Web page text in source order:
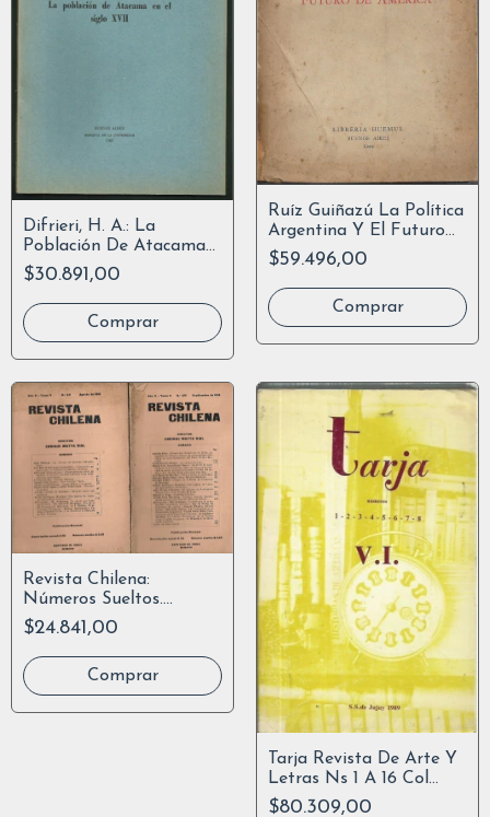
Difrieri, H. A.: La
Población De Atacama
En El Siglo Xvii.
$30.891,00
Ruíz Guiñazú La Política
Argentina Y El Futuro
De América
$59.496,00
Revista Chilena:
Números Sueltos.
Consultar
$24.841,00
Tarja Revista De Arte Y
Letras Ns 1 A 16 Col
Compl Facsimil
$80.309,00